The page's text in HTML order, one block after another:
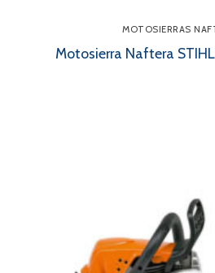
MOTOSIERRAS
Motosierra Naftera